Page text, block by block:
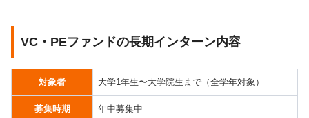
VC・PEファンドの長期インターン内容
対象者 大学1年生〜大学院生まで（全学年対象）
募集時期 年中募集中